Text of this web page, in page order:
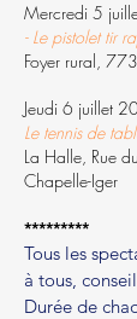
Mercredi 5
- Le pistolet tir
Foyer rural,
Jeudi 6 juillet
Le tennis de
La Halle, Rue
Chapelle-Iger
*********
Tous les
à tous,
Durée de